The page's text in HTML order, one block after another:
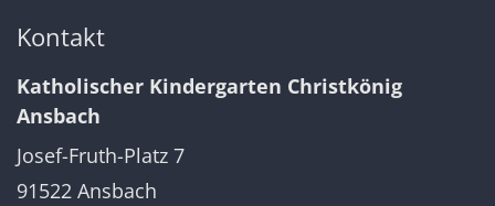
Kontakt
Katholischer Kindergarten Christkönig
Ansbach
Josef-Fruth-Platz 7
91522 Ansbach